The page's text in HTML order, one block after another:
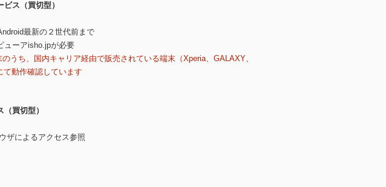
ス（買切型）
最新の２世代前まで
ューアisho.jpが必要
うち、国内キャリア経由で販売されている端末（Xperia、GALAXY、
て動作確認しています
買切型）
ザによるアクセス参照